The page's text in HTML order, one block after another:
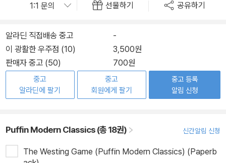
선물하기 공유하기
알라딘 직접배송 중고
-
이 광활한 우주점 (10)
3,500원
판매자 중고 (50)
700원
중고
알라딘에 팔기
중고
회원에게 팔기
중고 등록
알림 신청
Puffin Modern Classics (총 18권) 신간알림 신청
The Westing Game (Puffin Modern Classics) (Paperb